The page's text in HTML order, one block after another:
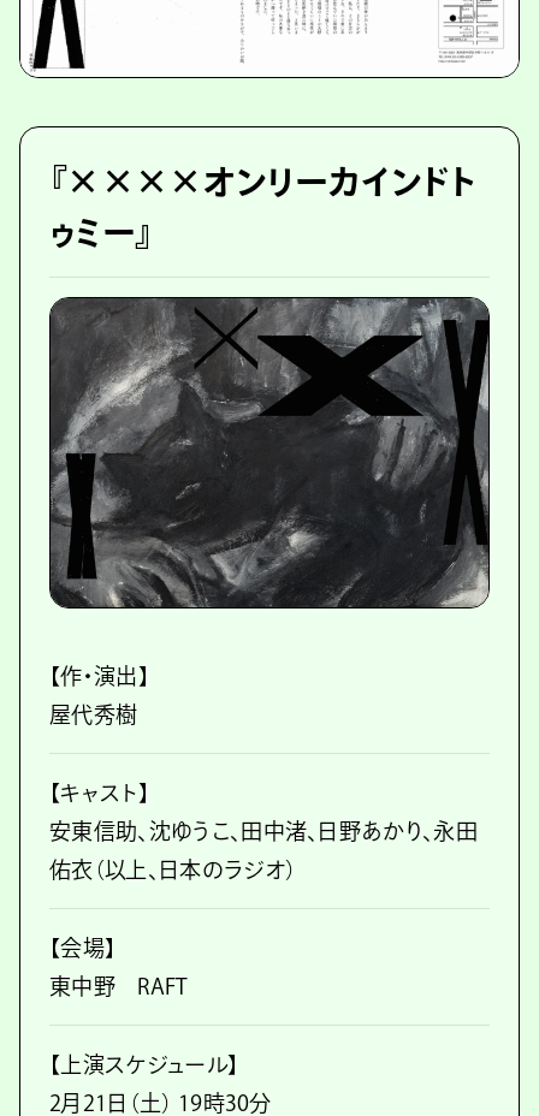
『××××オンリーカインドト
ゥミー』
【作・演出】
屋代秀樹
【キャスト】
安東信助、沈ゆうこ、田中渚、日野あかり、永田
佑衣（以上、日本のラジオ）
【会場】
東中野 RAFT
【上演スケジュール】
2月21日（土） 19時30分